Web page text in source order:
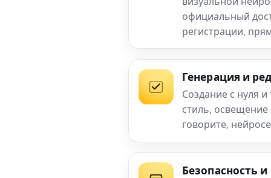
официальный
регистрации,
Генерация и
Создание с нуля
стиль,
говорите,
Безопасность